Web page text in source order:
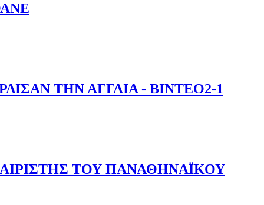
ΤΗΝ ΑΓΓΛΙΑ - ΒΙΝΤΕΟ2-1
ΤΟΥ ΠΑΝΑΘΗΝΑΪΚΟΥ